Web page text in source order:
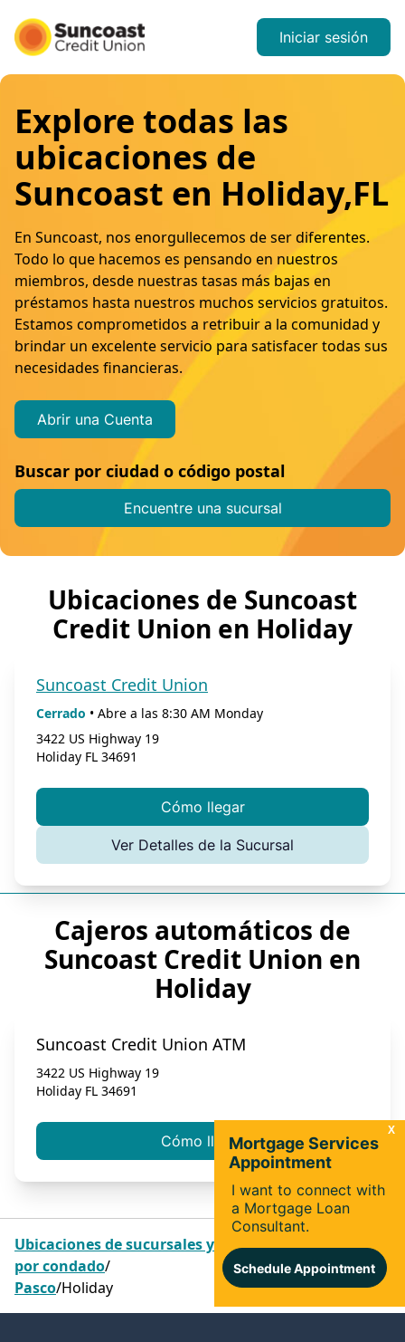
Iniciar sesión
Explore todas las
ubicaciones de
Suncoast en Holiday,FL
En Suncoast, nos enorgullecemos de ser diferentes.
Todo lo que hacemos es pensando en nuestros
miembros, desde nuestras tasas más bajas en
préstamos hasta nuestros muchos servicios gratuitos.
Estamos comprometidos a retribuir a la comunidad y
brindar un excelente servicio para satisfacer todas sus
necesidades financieras.
Abrir una Cuenta
Buscar por ciudad o código postal
Encuentre una sucursal
Ubicaciones de Suncoast
Credit Union en Holiday
Suncoast Credit Union
Cerrado • Abre a las 8:30 AM Monday
3422 US Highway 19
Holiday FL 34691
Cómo llegar
Ver Detalles de la Sucursal
Cajeros automáticos de
Suncoast Credit Union en
Holiday
Suncoast Credit Union ATM
3422 US Highway 19
Holiday FL 34691
Cómo llegar
Ubicaciones de sucursales y cajeros automáticos
por condado/
Pasco/Holiday